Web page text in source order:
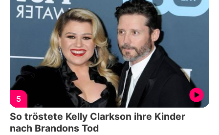
5
So tröstete Kelly Clarkson ihre Kinder
nach Brandons Tod